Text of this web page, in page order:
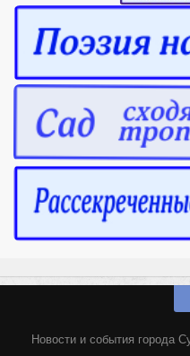
Новости и события города